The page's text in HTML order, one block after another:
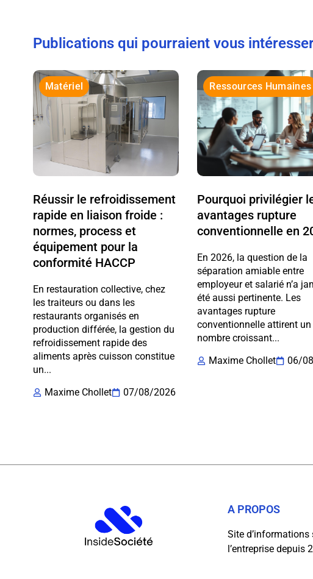
Publications qui pourraient vous
Matériel
Réussir le refroidissement
rapide en liaison froide :
normes, process et
équipement pour la
conformité HACCP
En restauration collective, chez
les traiteurs ou dans les
restaurants organisés en
production différée, la gestion du
refroidissement rapide des
aliments après cuisson constitue
un...
Maxime Chollet
07/08/2026
Ressources Humaines
Pourquoi privilégier
avantages rupture
conventionnelle en
En 2026, la question de la
séparation amiable entre
employeur et salarié n’a
été aussi pertinente. Les
avantages rupture
conventionnelle attirent un
nombre croissant...
Maxime Chollet
06/
A PROPOS
Site d’informations
l’entreprise depuis